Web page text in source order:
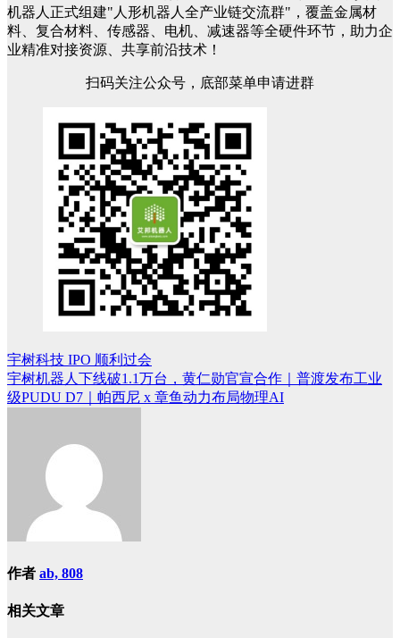
机器人正式组建"人形机器人全产业链交流群"，覆盖金属材
料、复合材料、传感器、电机、减速器等全硬件环节，助力企
业精准对接资源、共享前沿技术！
扫码关注公众号，底部菜单申请进群
文
章
宇树科技 IPO 顺利过会
宇树机器人下线破1.1万台，黄仁勋官宣合作｜普渡发布工业
级PUDU D7｜帕西尼 x 章鱼动力布局物理AI
作者 ab, 808
相关文章